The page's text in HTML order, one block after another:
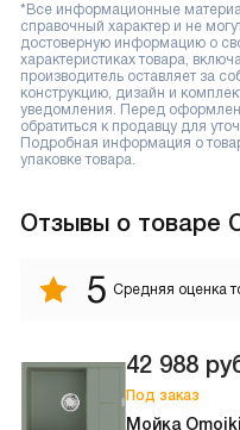
*Все информационные
справочный характер и не
достоверную информацию о
характеристиках товара,
производитель оставляет за
конструкцию, дизайн и
уведомления. Перед
обратиться к продавцу для
Подробная информация о
упаковке товара.
Отзывы о товаре
5 Средняя оценка
42 988
Под заказ
Мойка